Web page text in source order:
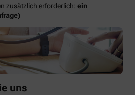
zusätzlich erforderlich: ein
uns